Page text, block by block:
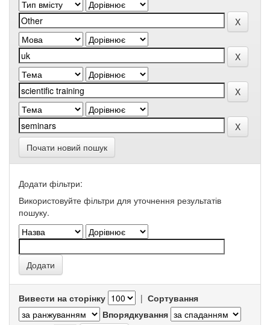
Почати новий пошук
Додати фільтри:
Використовуйте фільтри для уточнення результатів
пошуку.
Вивести на сторінку | Сортування
Впорядкування